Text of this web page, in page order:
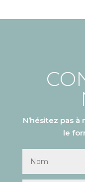
N’hésitez pas
le